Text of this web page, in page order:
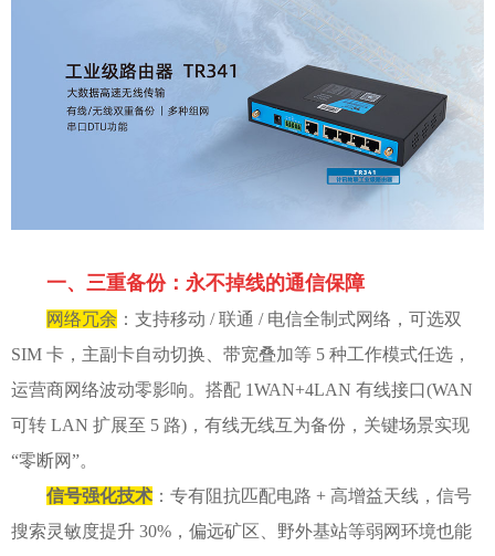
一、三重备份：永不掉线的通信保障
网络冗余 ：支持移动 / 联通 / 电信全制式网络，可选双
SIM 卡，主副卡自动切换、带宽叠加等 5 种工作模式任选，
运营商网络波动零影响。搭配 1WAN+4LAN 有线接口(WAN
可转 LAN 扩展至 5 路)，有线无线互为备份，关键场景实现
“零断网”。
信号强化技术 ：专有阻抗匹配电路 + 高增益天线，信号
搜索灵敏度提升 30%，偏远矿区、野外基站等弱网环境也能